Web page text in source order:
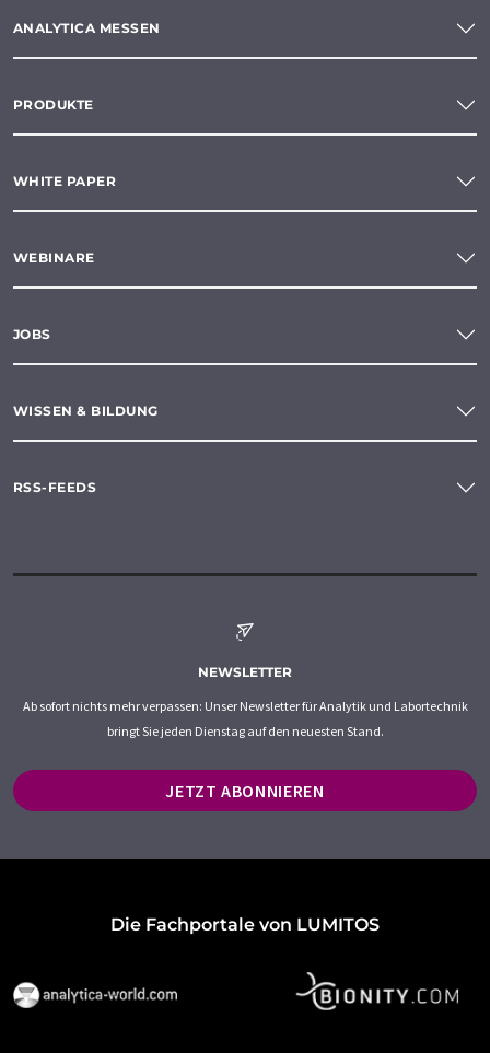
ANALYTICA MESSEN
PRODUKTE
WHITE PAPER
WEBINARE
JOBS
WISSEN & BILDUNG
RSS-FEEDS
NEWSLETTER
Ab sofort nichts mehr verpassen: Unser Newsletter für Analytik und Labortechnik
bringt Sie jeden Dienstag auf den neuesten Stand.
JETZT ABONNIEREN
Die Fachportale von LUMITOS